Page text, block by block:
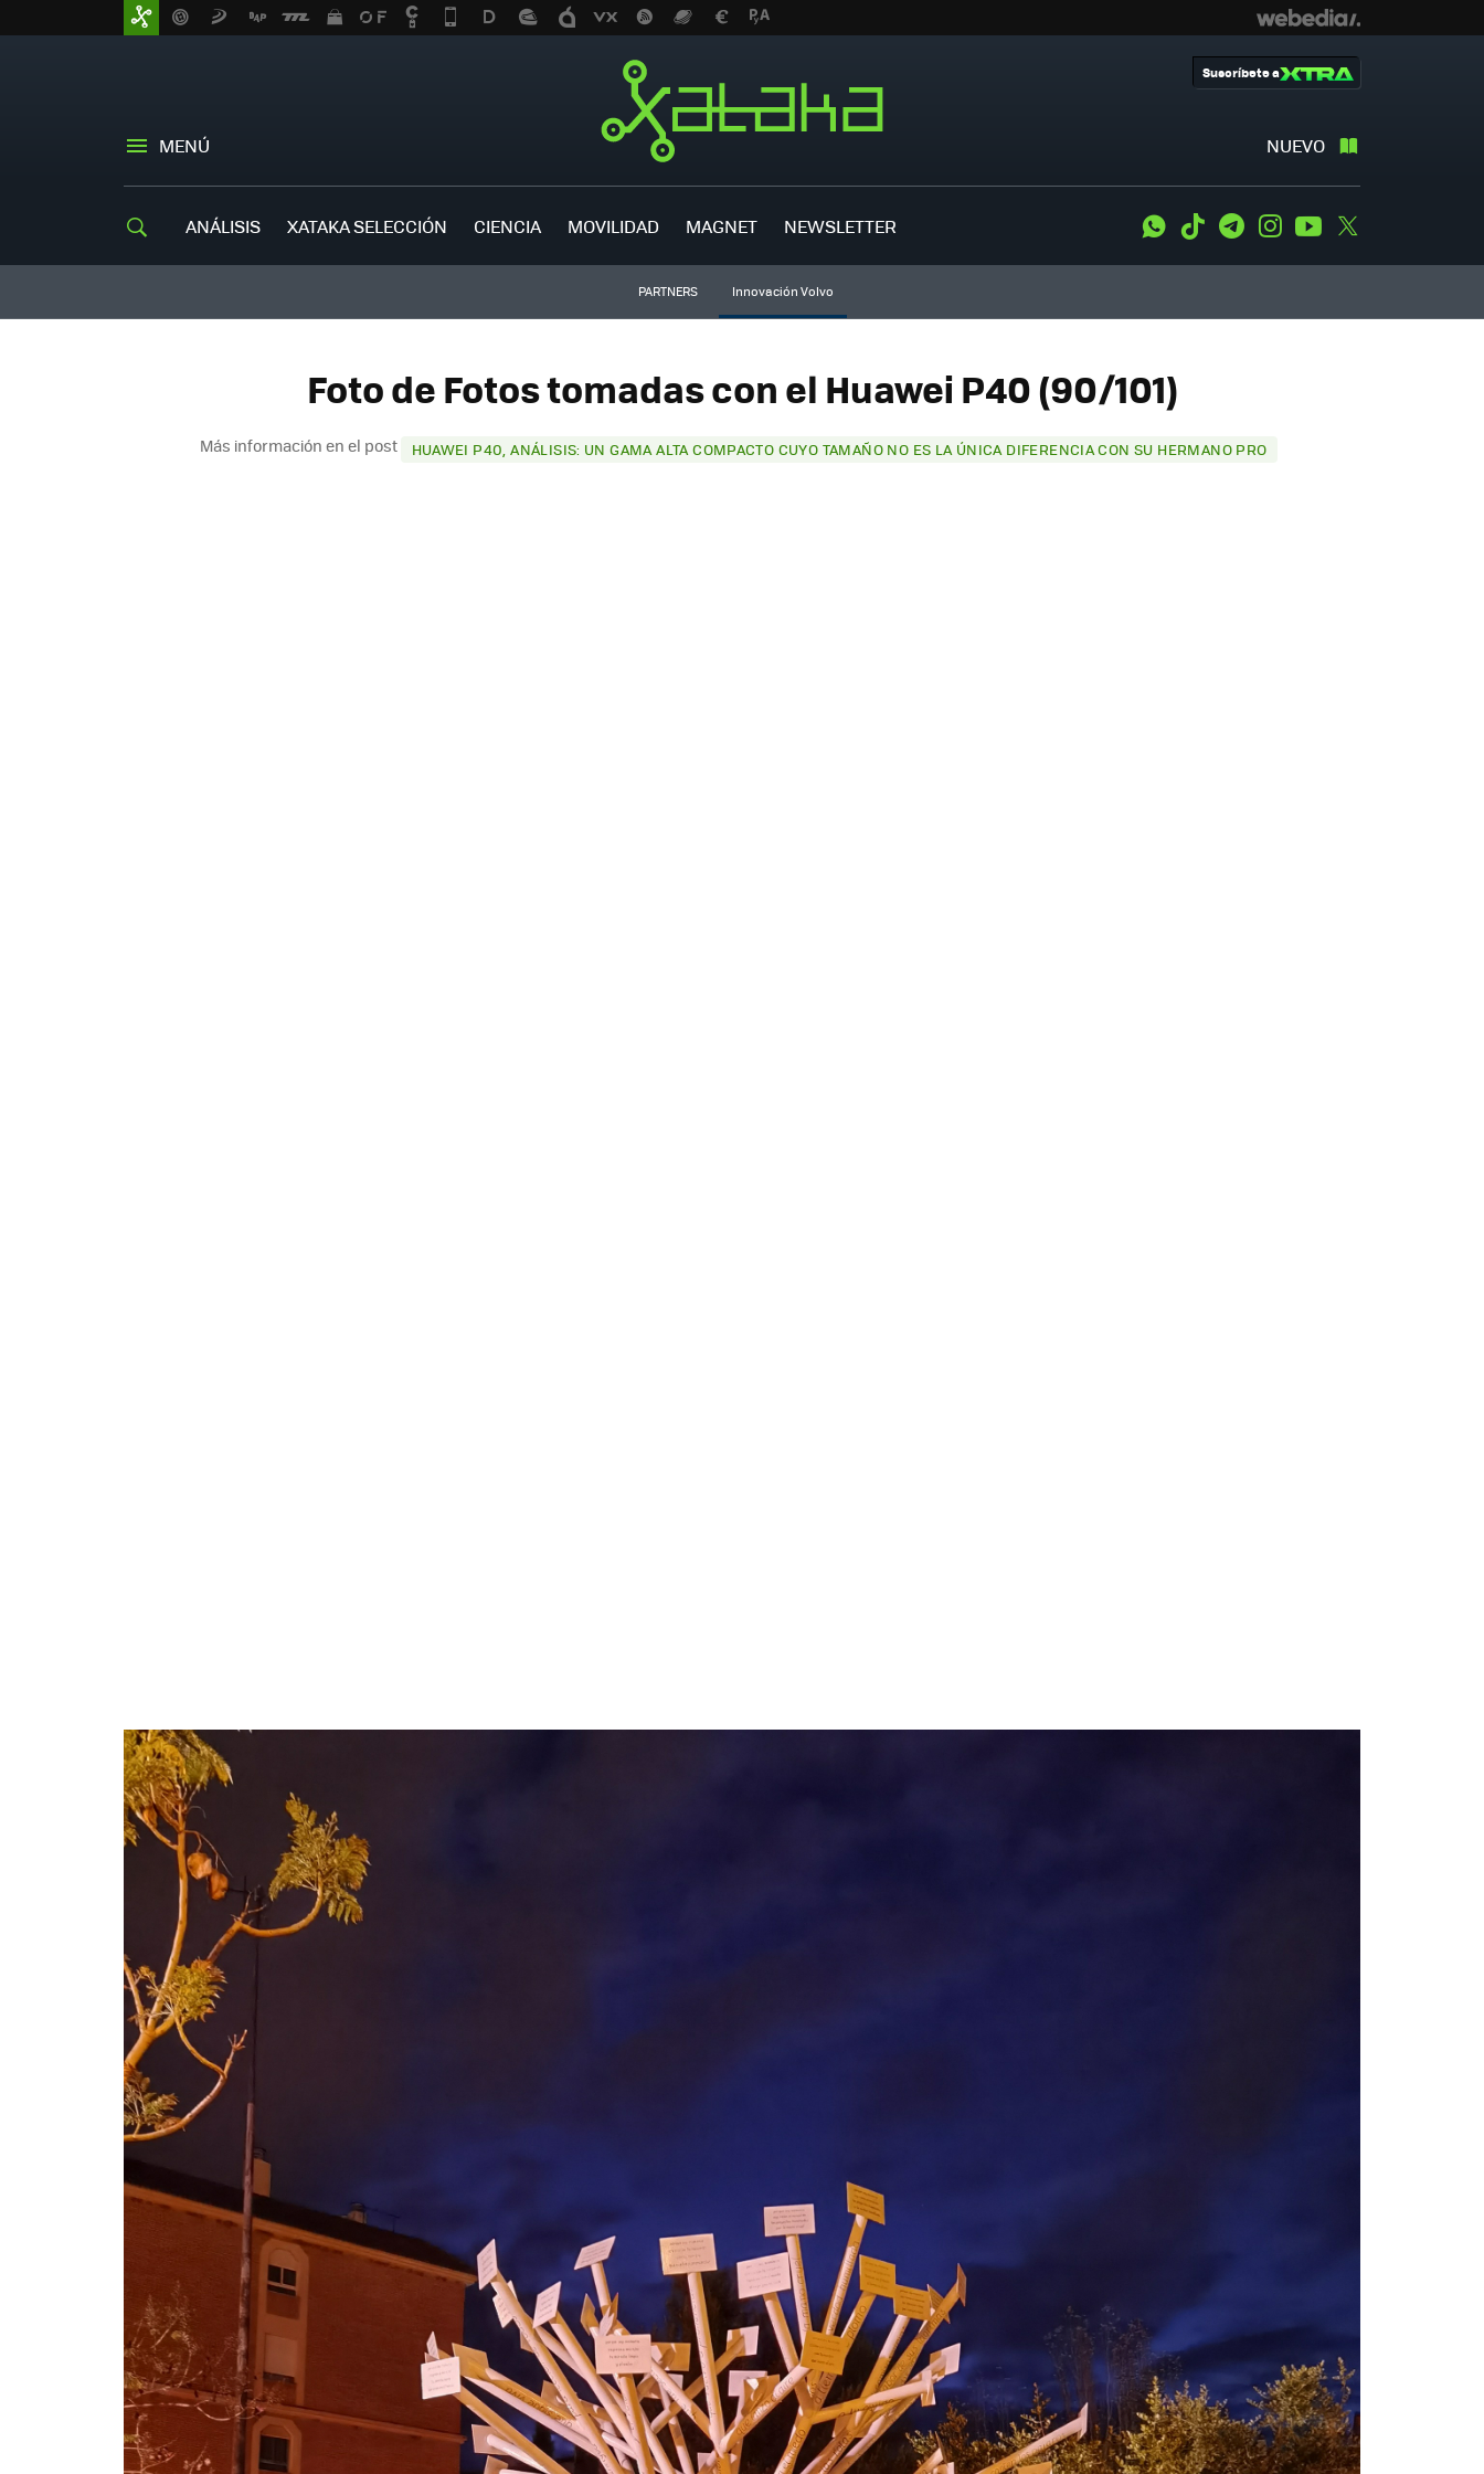
MENÚ NUEVO
Suscríbete a
ANÁLISIS XATAKA SELECCIÓN CIENCIA MOVILIDAD MAGNET NEWSLETTER WhatsApp
Tiktok TelegramInstagramYoutube
PARTNERS Innovación Volvo
Foto de Fotos tomadas con el Huawei P40 (90/101)
Más información en el post HUAWEI P40, ANÁLISIS: UN GAMA ALTA COMPACTO CUYO TAMAÑO NO ES LA ÚNICA DIFERENCIA CON SU HERMANO PRO